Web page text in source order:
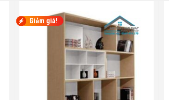
Giảm giá!